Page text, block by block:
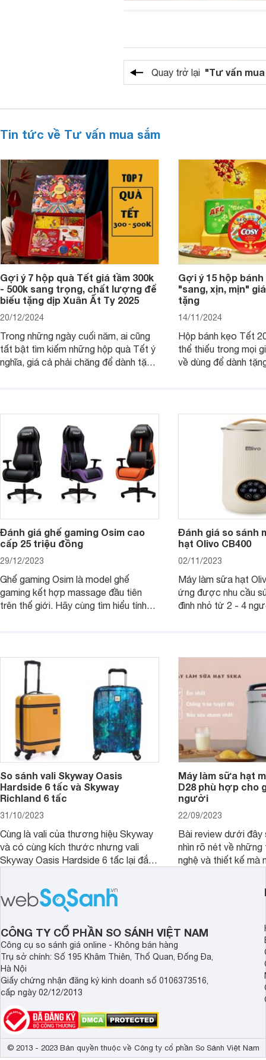
Quay trở lại "Tư vấn
Tin tức về Tư vấn mua sắm
Gợi ý 7 hộp quà Tết giá tầm 300k
- 500k sang trọng, chất lượng để
biếu tặng dịp Xuân Ất Tỵ 2025
20/12/2024
Trong những ngày cuối năm, ai cũng
tất bật tìm kiếm những hộp quà Tết ý
nghĩa, giá cả phải chăng để dành tặng
- 500k đẹp mắt nhé.
Gợi ý 15 hộp
"sang, xịn, mịn"
tặng
14/11/2024
Hộp bánh kẹo Tết
thể thiếu trong mọi
về dùng để dành
2025 mới vừa sang,
mua sắm cuối năm.
Đánh giá ghế gaming Osim cao
cấp 25 triệu đồng
29/12/2023
Ghế gaming Osim là model ghế
gaming kết hợp massage đầu tiên
trên thế giới. Hãy cùng tìm hiểu tính
Đánh giá so sánh
hạt Olivo CB400
02/11/2023
Máy làm sữa hạt
ứng được nhu cầu
đình nhỏ từ 2 - 4
So sánh vali Skyway Oasis
Hardside 6 tấc và Skyway
Richland 6 tấc
31/10/2023
Cùng là vali của thương hiệu Skyway
và có cùng kích thước nhưng vali
Skyway Oasis Hardside 6 tấc lại đắt
triệu đồng.
Máy làm sữa hạt
D28 phù hợp cho
người
22/09/2023
Bài review dưới đây
nhìn rõ nét về những
nghệ và thiết kế mà
thể đưa ra quyết
CÔNG TY CỔ PHẦN SO SÁNH VIỆT NAM
Công cụ so sánh giá online - Không bán hàng
Trụ sở chính: Số 195 Khâm Thiên, Thổ Quan, Đống Đa,
Hà Nội
Giấy chứng nhận đăng ký kinh doanh số 0106373516,
cấp ngày 02/12/2013
© 2013 - 2023 Bản quyền thuộc về Công ty cổ phần So Sánh Việt Nam